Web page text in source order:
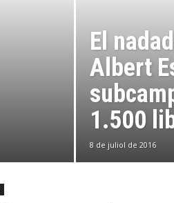
El
Albert
1.500
8 de juliol de 2016